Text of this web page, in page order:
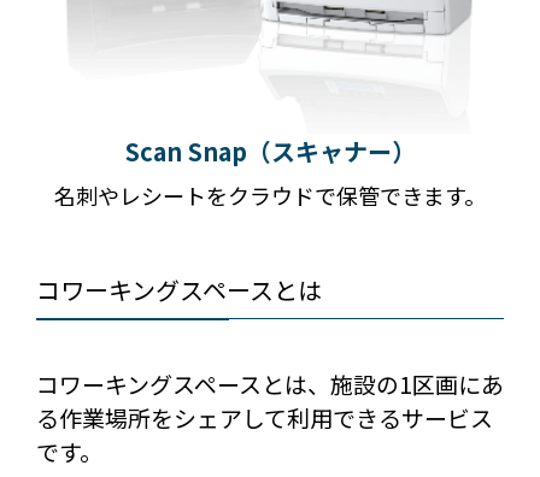
Scan Snap（スキャナー）
名刺やレシートをクラウドで保管できます。
コワーキングスペースとは
コワーキングスペースとは、施設の1区画にあ
る作業場所をシェアして利用できるサービス
です。